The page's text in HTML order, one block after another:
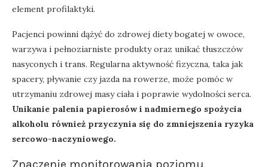
element profilaktyki.
Pacjenci powinni dążyć do zdrowej diety bogatej w owoce,
warzywa i pełnoziarniste produkty oraz unikać tłuszczów
nasyconych i trans. Regularna aktywność fizyczna, taka jak
spacery, pływanie czy jazda na rowerze, może pomóc w
utrzymaniu zdrowej masy ciała i poprawie wydolności serca.
Unikanie palenia papierosów i nadmiernego spożycia
alkoholu również przyczynia się do zmniejszenia ryzyka
sercowo-naczyniowego.